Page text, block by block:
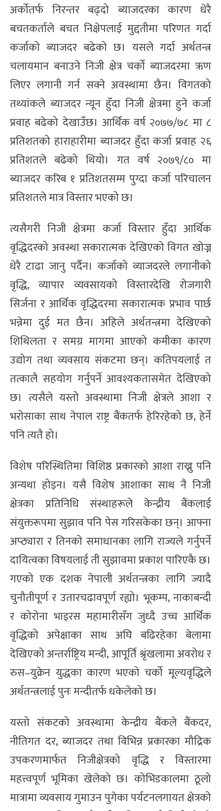
अर्कोतर्फ निरन्तर बढ्दो ब्याजदरका कारण धेरै
बचतकर्ताले बचत निक्षेपलाई मुद्दतीमा परिणत गर्दा
कर्जाको ब्याजदर बढेको छ। यसले गर्दा अर्थतन्त्र
चलायमान बनाउने निजी क्षेत्र चर्को ब्याजदरमा ऋण
लिएर लगानी गर्न सक्ने अवस्थामा छैन। विगतको
तथ्यांकले ब्याजदर न्यून हुँदा निजी क्षेत्रमा हुने कर्जा
प्रवाह बढेको देखाउँछ। आर्थिक वर्ष २०७७/७८ मा ८
प्रतिशतको हाराहारीमा ब्याजदर हुँदा कर्जा प्रवाह २६
प्रतिशतले बढेको थियो। गत वर्ष २०७९/८० मा
ब्याजदर करिब १ प्रतिशतसम्म पुग्दा कर्जा परिचालन
प्रतिशतले मात्र विस्तार भएको छ।
त्यसैगरी निजी क्षेत्रमा कर्जा विस्तार हुँदा आर्थिक
वृद्धिदरको अवस्था सकारात्मक देखिएको विगत खोज्न
धेरै टाढा जानु पर्दैन। कर्जाको व्याजदरले लगानीको
वृद्धि, व्यापार व्यवसायको विस्तारदेखि रोजगारी
सिर्जना र आर्थिक वृद्धिदरमा सकारात्मक प्रभाव पार्छ
भन्नेमा दुई मत छैन। अहिले अर्थतन्त्रमा देखिएको
शिथिलता र समग्र मागमा आएको कमीका कारण
उद्योग तथा व्यवसाय संकटमा छन्। कतिपयलाई त
तत्कालै सहयोग गर्नुपर्ने आवश्यकतासमेत देखिएको
छ। त्यसैले यस्तो अवस्थामा निजी क्षेत्रले आशा र
भरोसाका साथ नेपाल राष्ट्र बैंकतर्फ हेरिरहेको छ, हेर्ने
पनि त्यतै हो।
विशेष परिस्थितिमा विशिष्ठ प्रकारको आशा राख्नु पनि
अन्यथा होइन। यसै विशेष आशाका साथ नै निजी
क्षेत्रका प्रतिनिधि संस्थाहरूले केन्द्रीय बैंकलाई
संयुक्तरूपमा सुझाव पनि पेस गरिसकेका छन्। आफ्ना
अप्ठ्यारा र तिनको समाधानका लागि राज्यले गर्नुपर्ने
दायित्वका विषयलाई ती सुझावमा प्रकाश पारिएकै छ।
गएको एक दशक नेपाली अर्थतन्त्रका लागि ज्यादै
चुनौतीपूर्ण र उतारचढावपूर्ण रह्यो। भूकम्प, नाकाबन्दी
र कोरोना भाइरस महामारीसँग जुध्दै उच्च आर्थिक
वृद्धिको अपेक्षाका साथ अघि बढिरहेका बेलामा
देखिएको अन्तर्राष्ट्रिय मन्दी, आपूर्ति श्रृंखलामा अवरोध र
रुस–युक्रेन युद्धका कारण भएको चर्को मूल्यवृद्धिले
अर्थतन्त्रलाई पुनः मन्दीतर्फ धकेलेको छ।
यस्तो संकटको अवस्थामा केन्द्रीय बैंकले बैंकदर,
नीतिगत दर, ब्याजदर तथा विभिन्न प्रकारका मौद्रिक
उपकरणमार्फत निजीक्षेत्रको वृद्धि र विस्तारमा
महत्त्वपूर्ण भूमिका खेलेको छ। कोभिडकालमा ठूलो
मात्रामा व्यवसाय गुमाउन पुगेका पर्यटनलगायत क्षेत्रको